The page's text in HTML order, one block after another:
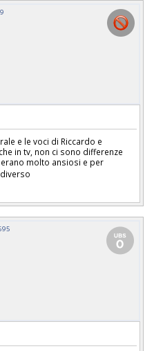
e le voci di Riccardo e
in tv, non ci sono differenze
molto ansiosi e per